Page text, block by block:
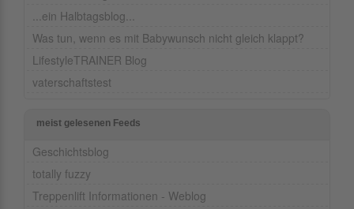
...ein Halbtagsblog...
Was tun, wenn es mit Babywunsch nicht gleich klappt?
LifestyleTRAINER Blog
vaterschaftstest
meist gelesenen Feeds
Geschichtsblog
totally fuzzy
Treppenlift Informationen - Weblog